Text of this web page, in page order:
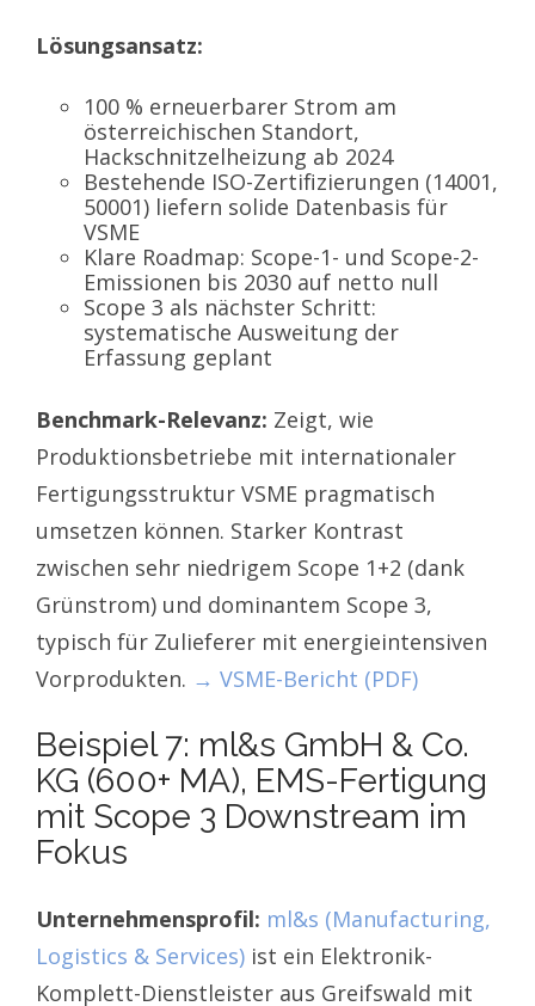
Lösungsansatz:
100 % erneuerbarer Strom am
österreichischen Standort,
Hackschnitzelheizung ab 2024
Bestehende ISO-Zertifizierungen (14001,
50001) liefern solide Datenbasis für
VSME
Klare Roadmap: Scope-1- und Scope-2-
Emissionen bis 2030 auf netto null
Scope 3 als nächster Schritt:
systematische Ausweitung der
Erfassung geplant
Benchmark-Relevanz: Zeigt, wie
Produktionsbetriebe mit internationaler
Fertigungsstruktur VSME pragmatisch
umsetzen können. Starker Kontrast
zwischen sehr niedrigem Scope 1+2 (dank
Grünstrom) und dominantem Scope 3,
typisch für Zulieferer mit energieintensiven
Vorprodukten. → VSME-Bericht (PDF)
Beispiel 7: ml&s GmbH & Co.
KG (600+ MA), EMS-Fertigung
mit Scope 3 Downstream im
Fokus
Unternehmensprofil: ml&s (Manufacturing,
Logistics & Services) ist ein Elektronik-
Komplett-Dienstleister aus Greifswald mit